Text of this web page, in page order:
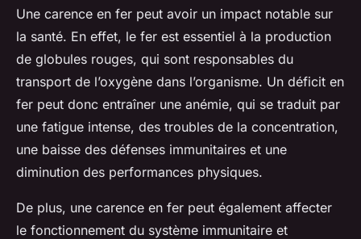
Une carence en fer peut avoir un impact notable sur
la santé. En effet, le fer est essentiel à la production
de globules rouges, qui sont responsables du
transport de l’oxygène dans l’organisme. Un déficit en
fer peut donc entraîner une anémie, qui se traduit par
une fatigue intense, des troubles de la concentration,
une baisse des défenses immunitaires et une
diminution des performances physiques.
De plus, une carence en fer peut également affecter
le fonctionnement du système immunitaire et